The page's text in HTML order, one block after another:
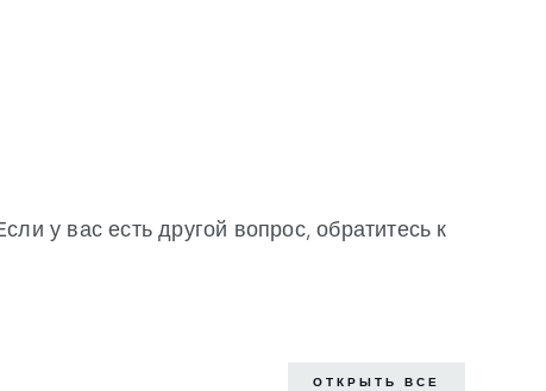
у вас есть другой вопрос, обратитесь к
ОТКРЫТЬ ВСЕ